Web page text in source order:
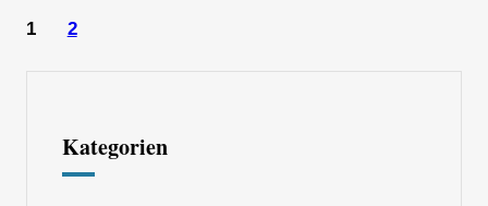
1 2
Kategorien